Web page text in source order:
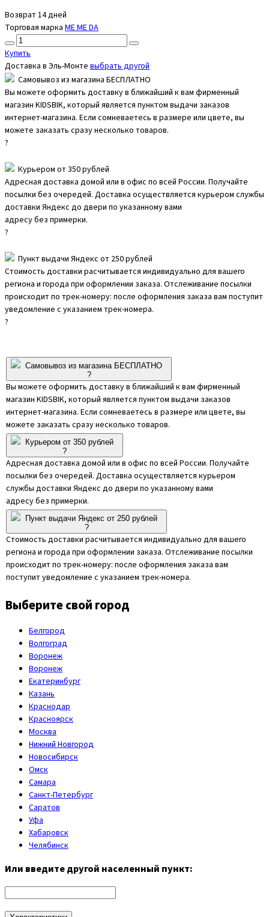
Возврат 14 дней
Торговая марка ME ME DA
Купить
Доставка в Эль-Монте выбрать другой
Самовывоз из магазина БЕСПЛАТНО
Вы можете оформить доставку в ближайший к вам фирменный
магазин KIDSBIK, который является пунктом выдачи заказов
интернет-магазина. Если сомневаетесь в размере или цвете, вы
можете заказать сразу несколько товаров.
?
Курьером от 350 рублей
Адресная доставка домой или в офис по всей России. Получайте
посылки без очередей. Доставка осуществляется курьером службы
доставки Яндекс до двери по указанному вами
адресу без примерки.
?
Пункт выдачи Яндекс от 250 рублей
Стоимость доставки расчитывается индивидуально для вашего
региона и города при оформлении заказа. Отслеживание посылки
происходит по трек-номеру: после оформления заказа вам поступит
уведомление с указанием трек-номера.
?
Самовывоз из магазина БЕСПЛАТНО
?
Вы можете оформить доставку в ближайший к вам фирменный
магазин KIDSBIK, который является пунктом выдачи заказов
интернет-магазина. Если сомневаетесь в размере или цвете, вы
можете заказать сразу несколько товаров.
Курьером от 350 рублей
?
Адресная доставка домой или в офис по всей России. Получайте
посылки без очередей. Доставка осуществляется курьером
службы доставки Яндекс до двери по указанному вами
адресу без примерки.
Пункт выдачи Яндекс от 250 рублей
?
Стоимость доставки расчитывается индивидуально для вашего
региона и города при оформлении заказа. Отслеживание посылки
происходит по трек-номеру: после оформления заказа вам
поступит уведомление с указанием трек-номера.
Выберите свой город
Белгород
Волгоград
Воронеж
Воронеж
Екатеринбург
Казань
Краснодар
Красноярск
Москва
Нижний Новгород
Новосибирск
Омск
Самара
Санкт-Петербург
Саратов
Уфа
Хабаровск
Челябинск
Или введите другой населенный пункт: